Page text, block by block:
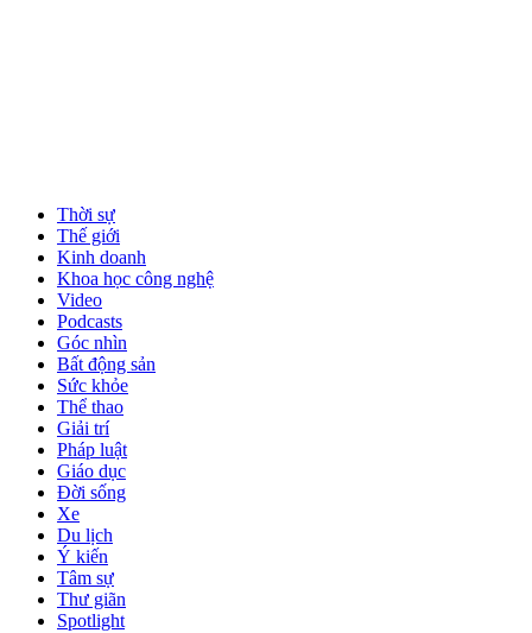
Thời sự
Thế giới
Kinh doanh
Khoa học công nghệ
Video
Podcasts
Góc nhìn
Bất động sản
Sức khỏe
Thể thao
Giải trí
Pháp luật
Giáo dục
Đời sống
Xe
Du lịch
Ý kiến
Tâm sự
Thư giãn
Spotlight